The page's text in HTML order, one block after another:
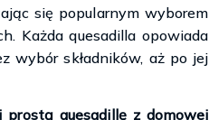
się popularnym wyborem
Każda quesadilla opowiada
wybór składników, aż po jej
quesadillę z domowej